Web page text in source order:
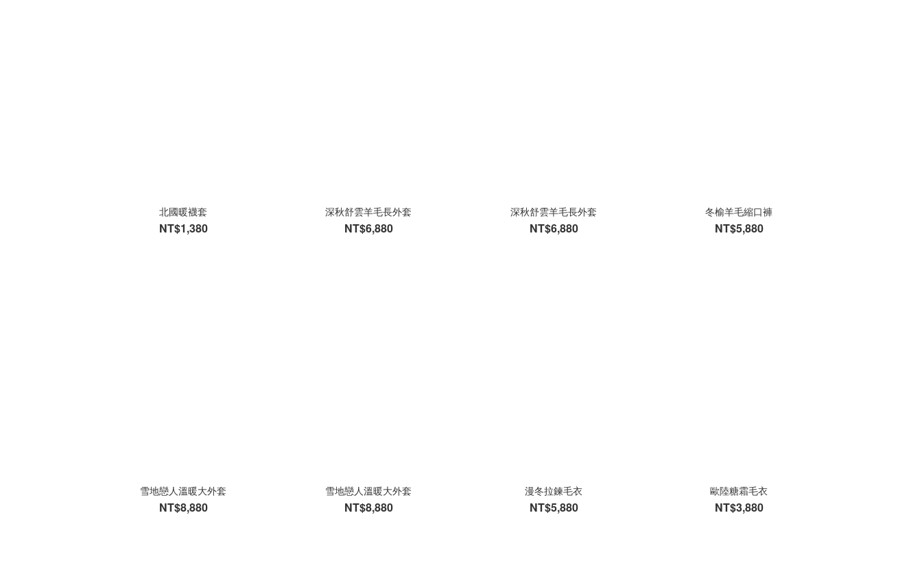
北國暖襪套
NT$1,380
深秋舒雲羊毛長外套
NT$6,880
深秋舒雲羊毛長外套
NT$6,880
冬榆羊毛縮口褲
NT$5,880
雪地戀人溫暖大外套
NT$8,880
雪地戀人溫暖大外套
NT$8,880
漫冬拉鍊毛衣
NT$5,880
歐陸糖霜毛衣
NT$3,880